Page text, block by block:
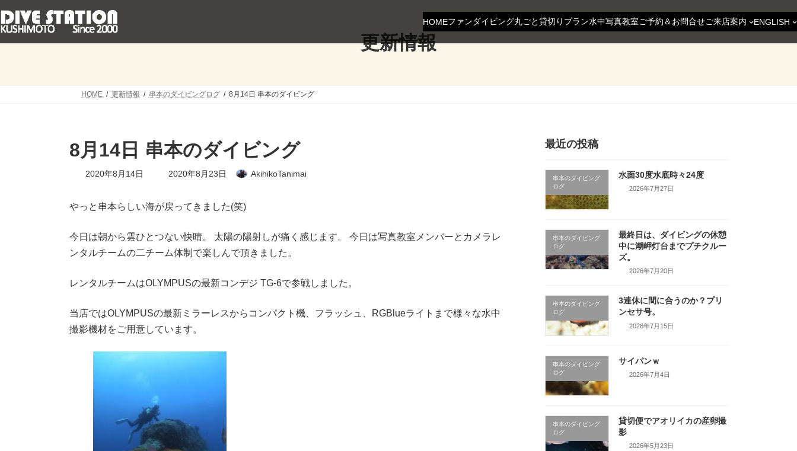
ン
テ
ン
ビ
ゲ
ー
HOMEファンダイビング丸ごと貸切りプラン水中写真教室ご予約＆お問合せご来店案内 ENGLISH
更新情報
HOME 更新情報 串本のダイビングログ 8月14日 串本のダイビング
8月14日 串本のダイビング
2020年8月14日
最
新
:
2020年8月23日 AkihikoTanimai
やっと串本らしい海が戻ってきました(笑)
今日は朝から雲ひとつない快晴。 太陽の陽射しが痛く感じます。 今日は写真教室メンバーとカメラレ
ンタルチームの二チーム体制で楽しんで頂きました。
レンタルチームはOLYMPUSの最新コンデジ TG-6で参戦しました。
当店ではOLYMPUSの最新ミラーレスからコンパクト機、フラッシュ、RGBlueライトまで様々な水中
撮影機材をご用意しています。
最近の投稿
串本のダイビング
ログ
水面30度水底時々24度
2026年7月27日
串本のダイビング
ログ
最終日は、ダイビングの休憩
中に潮岬灯台までプチクルー
ズ。
2026年7月20日
串本のダイビング
ログ
3連休に間に合うのか？プリ
ンセサ号。
2026年7月15日
串本のダイビング
ログ
サイパンｗ
2026年7月4日
串本のダイビング
ログ
貸切便でアオリイカの産卵撮
影
2026年5月23日